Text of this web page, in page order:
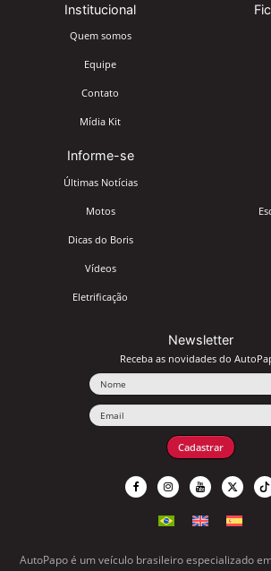
Institucional
Quem somos
Equipe
Contato
Mídia Kit
Informe-se
Últimas Notícias
Motos
Dicas do Boris
Vídeos
Eletrificação
Newsletter
Receba as novidades do
Cadastrar
AutoPapo é um veículo brasileiro especializado